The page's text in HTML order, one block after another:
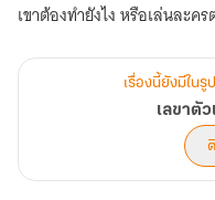
เขาต้องทำยังไง หรือเล่นละค
มากกว่าเจ้าของเงินเดือนนี่แ
บอสตัวพ่อ : แค่คุณใส่แว่นแต่ง
ไง ทำเป็นละครไปได้ ที่นางเอ
เรื่องนี้ยังมีใน
เลขาตั